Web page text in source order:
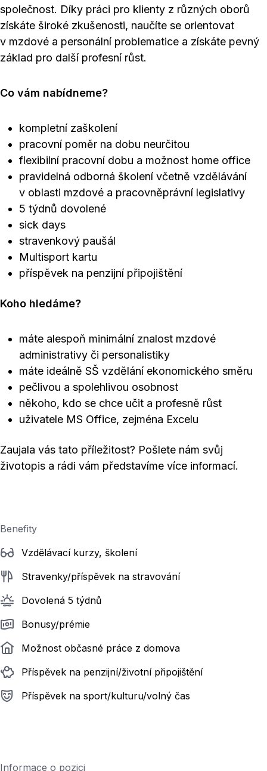
společnost. Díky práci pro klienty z různých oborů
získáte široké zkušenosti, naučíte se orientovat
v mzdové a personální problematice a získáte pevný
základ pro další profesní růst.
Co vám nabídneme?
kompletní zaškolení
pracovní poměr na dobu neurčitou
flexibilní pracovní dobu a možnost home office
pravidelná odborná školení včetně vzdělávání
v oblasti mzdové a pracovněprávní legislativy
5 týdnů dovolené
sick days
stravenkový paušál
Multisport kartu
příspěvek na penzijní připojištění
Koho hledáme?
máte alespoň minimální znalost mzdové
administrativy či personalistiky
máte ideálně SŠ vzdělání ekonomického směru
pečlivou a spolehlivou osobnost
někoho, kdo se chce učit a profesně růst
uživatele MS Office, zejména Excelu
Zaujala vás tato příležitost? Pošlete nám svůj
životopis a rádi vám představíme více informací.
Benefity
Vzdělávací kurzy, školení
Stravenky/příspěvek na stravování
Dovolená 5 týdnů
Bonusy/prémie
Možnost občasné práce z domova
Příspěvek na penzijní/životní připojištění
Příspěvek na sport/kulturu/volný čas
Informace o pozici